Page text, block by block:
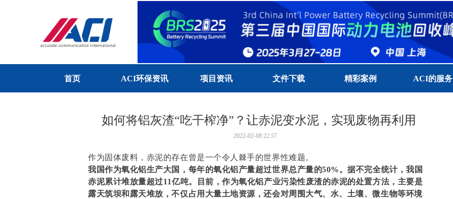
首页 ACI环保资讯 项目资讯 文件下载 精彩案例 ACI的服务
如何将铝灰渣“吃干榨净”？让赤泥变水泥，实现废物再利用
作为固体废料，赤泥的存在曾是一个令人棘手的世界性难题。
我国作为氧化铝生产大国，每年的氧化铝产量超过世界总产量的50%。据不完全统计，我国
赤泥累计堆放量超过11亿吨。目前，作为氧化铝产业污染性废渣的赤泥的处置方法，主要是
露天筑坝和露天堆放，不仅占用大量土地资源，还会对周围大气、水、土壤、微生物等环境
2022-02-08 22:57